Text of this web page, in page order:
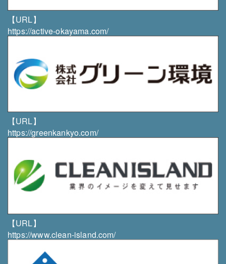
組織・体制
・当社は、個人情報保護責任者を任命し、個人情報の
管理方法についての研修を実施し、日常業務における
個人情報の適正な取扱いを徹底します。
す。
お問い合わせ先
〒003-0831 北海道札幌市白石区北郷1条11丁目3-1
TEL／FAX
011-879-5001／011-351-1969
【URL】
https://active-okayama.com/
【URL】
https://greenkankyo.com/
【URL】
https://www.clean-island.com/